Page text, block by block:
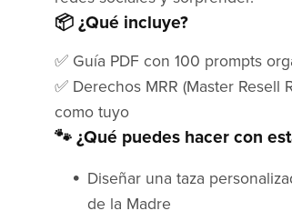
📦 ¿Qué incluye?
✅ Guía PDF con 100 prompts
✅ Derechos MRR (Master Resell
como tuyo
🐾 ¿Qué puedes hacer con
Diseñar una taza
de la Madre